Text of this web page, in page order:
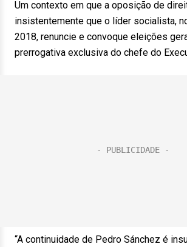
Um contexto em que a oposição de
insistentemente que o líder socialista,
2018, renuncie e convoque eleições
prerrogativa exclusiva do chefe do
“A continuidade de Pedro Sánchez é